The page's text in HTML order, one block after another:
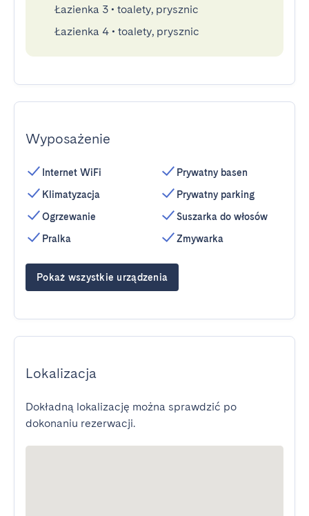
Łazienka 3 • toalety, prysznic
Łazienka 4 • toalety, prysznic
Wyposażenie
Internet WiFi
Klimatyzacja
Ogrzewanie
Pralka
Prywatny basen
Prywatny parking
Suszarka do włosów
Zmywarka
Pokaż wszystkie urządzenia
Lokalizacja
Dokładną lokalizację można sprawdzić po
dokonaniu rezerwacji.